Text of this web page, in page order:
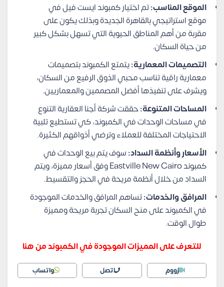
الموقع المناسب:تم اختيار كمبوند ايست فيل في
موقع استراتيجي بالقاهرة الجديدة وبذلك يكون على
مقربة من أهم المناطق الحيوية التي تسهل بشكل كبير
من حياة السكان.
التصميمات المعمارية:يتمتع الكمبوند بتصميمات
معمارية راقية تناسب محبي الذوق الرفيع من السكان،
ويشرف على تنفيذها أفضل المصممين والمعماريين.
المساحات المتنوعة:حققت شركة أجنا العقارية التنوع
في مساحات الوحدات في الكمبوند، كي تستطيع تلبية
الاحتياجات المختلفة للعملاء وترضي أذواقهم الكثيرة.
الأسعار وأنظمة السداد:سوف يتم بيع الوحدات في
كمبوند Eastville New Cairo وفق أسعار مميزة، ويتم
السداد من خلال أنظمة مريحة في الحجز والتقسيط.
المرافق والخدمات:تساهم المرافق والخدمات الموجودة
في الكمبوند على منح السكان تجربة مريحة ومميزة
طوال الوقت.
للتعرف على المميزات الموجودة في الكمبوند من هنا
زووم اتصل واتساب